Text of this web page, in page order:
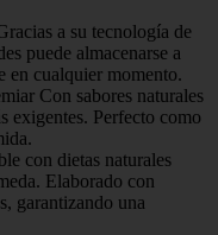
a su tecnología de
puede almacenarse a
en cualquier momento.
Con sabores naturales
exigentes. Perfecto como
con dietas naturales
Elaborado con
garantizando una